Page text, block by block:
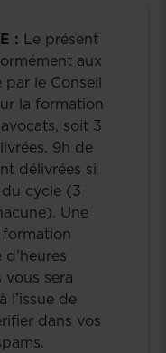
: Le présent
aux
par le Conseil
la formation
soit 3
9h de
délivrées si
cycle (3
Une
sera
l’issue de
dans vos